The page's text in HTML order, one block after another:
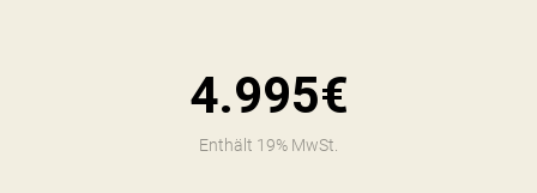
4.995€
Enthält 19% MwSt.